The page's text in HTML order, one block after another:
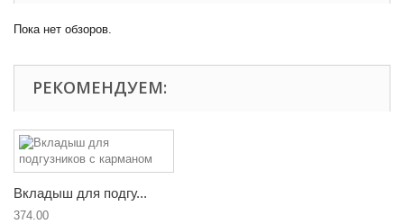
Пока нет обзоров.
РЕКОМЕНДУЕМ:
Вкладыш для подгу...
374.00